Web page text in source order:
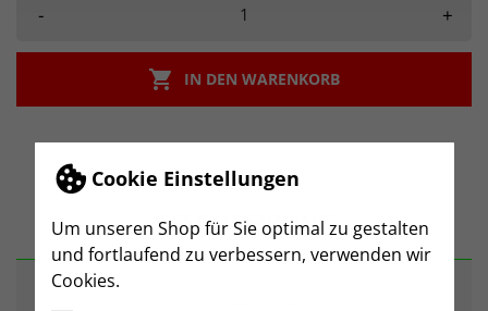
Cookie Einstellungen
Um unseren Shop für Sie optimal zu gestalten
und fortlaufend zu verbessern, verwenden wir
Cookies.
- +
 IN DEN WARENKORB
BESCHREIBUNG